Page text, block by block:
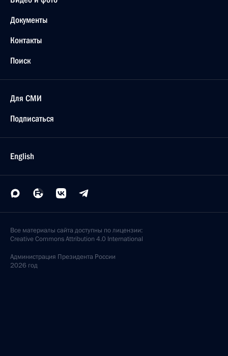
Документы
Контакты
Поиск
Для СМИ
Подписаться
English
Все материалы сайта доступны по лицензии:
Creative Commons Attribution 4.0 International
Администрация Президента России
2026 год